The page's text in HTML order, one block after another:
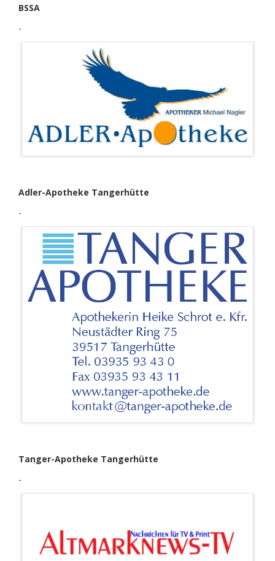
BSSA
-
Adler-Apotheke Tangerhütte
-
Tanger-Apotheke Tangerhütte
-